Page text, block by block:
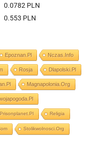
0.0782 PLN
0.553 PLN
Epoznan.pl Nczas.info
Rosja Dlapolski.pl
Magnapolonia.org
Prisonplanet.pl Religia
Stolikwolnosci.org